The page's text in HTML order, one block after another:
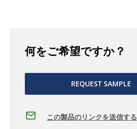
何をご希望ですか？
REQUEST SAMPLE
この製品のリンクを送信する